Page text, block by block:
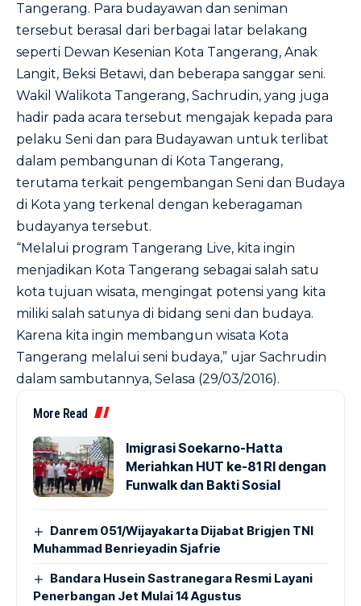
Tangerang. Para budayawan dan seniman
tersebut berasal dari berbagai latar belakang
seperti Dewan Kesenian Kota Tangerang, Anak
Langit, Beksi Betawi, dan beberapa sanggar seni.
Wakil Walikota Tangerang, Sachrudin, yang juga
hadir pada acara tersebut mengajak kepada para
pelaku Seni dan para Budayawan untuk terlibat
dalam pembangunan di Kota Tangerang,
terutama terkait pengembangan Seni dan Budaya
di Kota yang terkenal dengan keberagaman
budayanya tersebut.
“Melalui program Tangerang Live, kita ingin
menjadikan Kota Tangerang sebagai salah satu
kota tujuan wisata, mengingat potensi yang kita
miliki salah satunya di bidang seni dan budaya.
Karena kita ingin membangun wisata Kota
Tangerang melalui seni budaya,” ujar Sachrudin
dalam sambutannya, Selasa (29/03/2016).
More Read
Imigrasi Soekarno-Hatta
Meriahkan HUT ke-81 RI dengan
Funwalk dan Bakti Sosial
Danrem 051/Wijayakarta Dijabat Brigjen TNI
Muhammad Benrieyadin Sjafrie
Bandara Husein Sastranegara Resmi Layani
Penerbangan Jet Mulai 14 Agustus